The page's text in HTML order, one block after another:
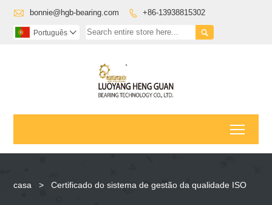
 bonnie@hgb-bearing.com  +86-13938815302

Português 
casa > Certificado do sistema de gestão da qualidade ISO